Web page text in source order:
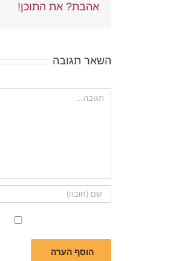
אהבת? את התוכן!
השאר תגובה
הערה